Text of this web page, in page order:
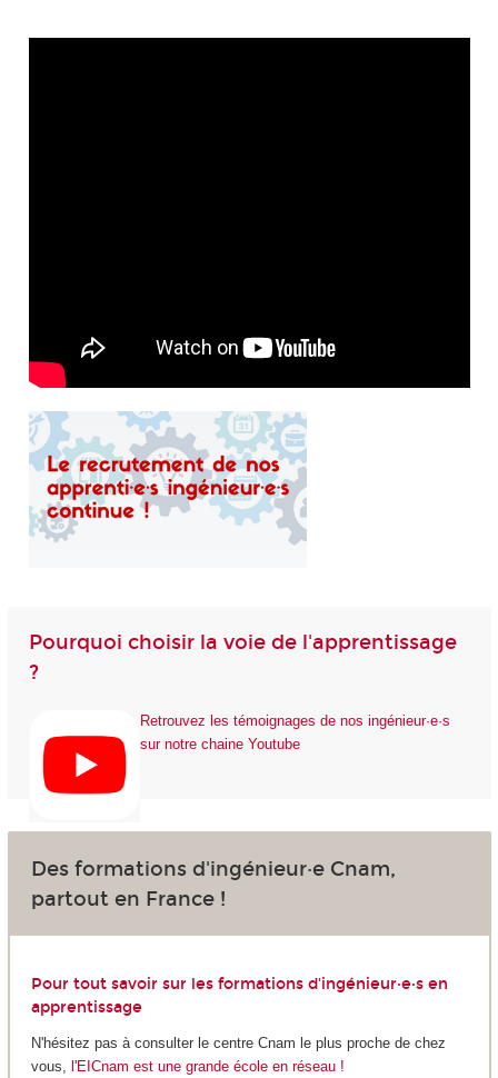
Pourquoi choisir la voie de l'apprentissage
?
Retrouvez les témoignages de nos ingénieur·e·s
sur notre chaine Youtube
Des formations d'ingénieur·e Cnam,
partout en France !
Pour tout savoir sur les formations d'ingénieur·e·s en
apprentissage
N'hésitez pas à consulter le centre Cnam le plus proche de chez
vous, l'EICnam est une grande école en réseau !